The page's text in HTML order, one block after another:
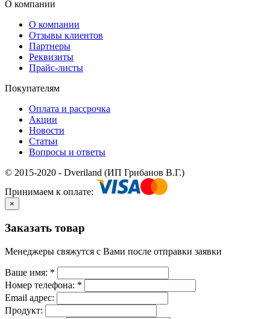
О компании
О компании
Отзывы клиентов
Партнеры
Реквизиты
Прайс-листы
Покупателям
Оплата и рассрочка
Акции
Новости
Статьи
Вопросы и ответы
© 2015-2020 - Dveriland (ИП Грибанов В.Г.)
Принимаем к оплате:
×
Заказать товар
Менеджеры свяжутся с Вами после отправки заявки
Ваше имя: *
Номер телефона: *
Email адрес:
Продукт: